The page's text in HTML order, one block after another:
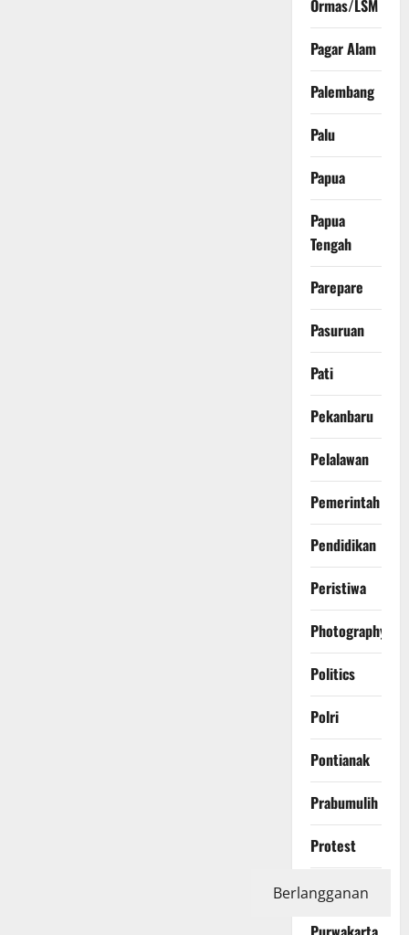
Ormas/LSM
Pagar Alam
Palembang
Palu
Papua
Papua
Tengah
Parepare
Pasuruan
Pati
Pekanbaru
Pelalawan
Pemerintah
Pendidikan
Peristiwa
Photography
Politics
Polri
Pontianak
Prabumulih
Protest
Purbalingga
Berlangganan